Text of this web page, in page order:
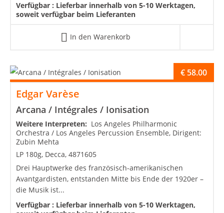
Verfügbar : Lieferbar innerhalb von 5-10 Werktagen,
soweit verfügbar beim Lieferanten
In den Warenkorb
Edgar Varèse
Arcana / Intégrales / Ionisation
€ 58.00
Weitere Interpreten: Los Angeles Philharmonic
Orchestra / Los Angeles Percussion Ensemble, Dirigent:
Zubin Mehta
LP 180g, Decca, 4871605
Drei Hauptwerke des französisch-amerikanischen
Avantgardisten, entstanden Mitte bis Ende der 1920er –
die Musik ist...
Verfügbar : Lieferbar innerhalb von 5-10 Werktagen,